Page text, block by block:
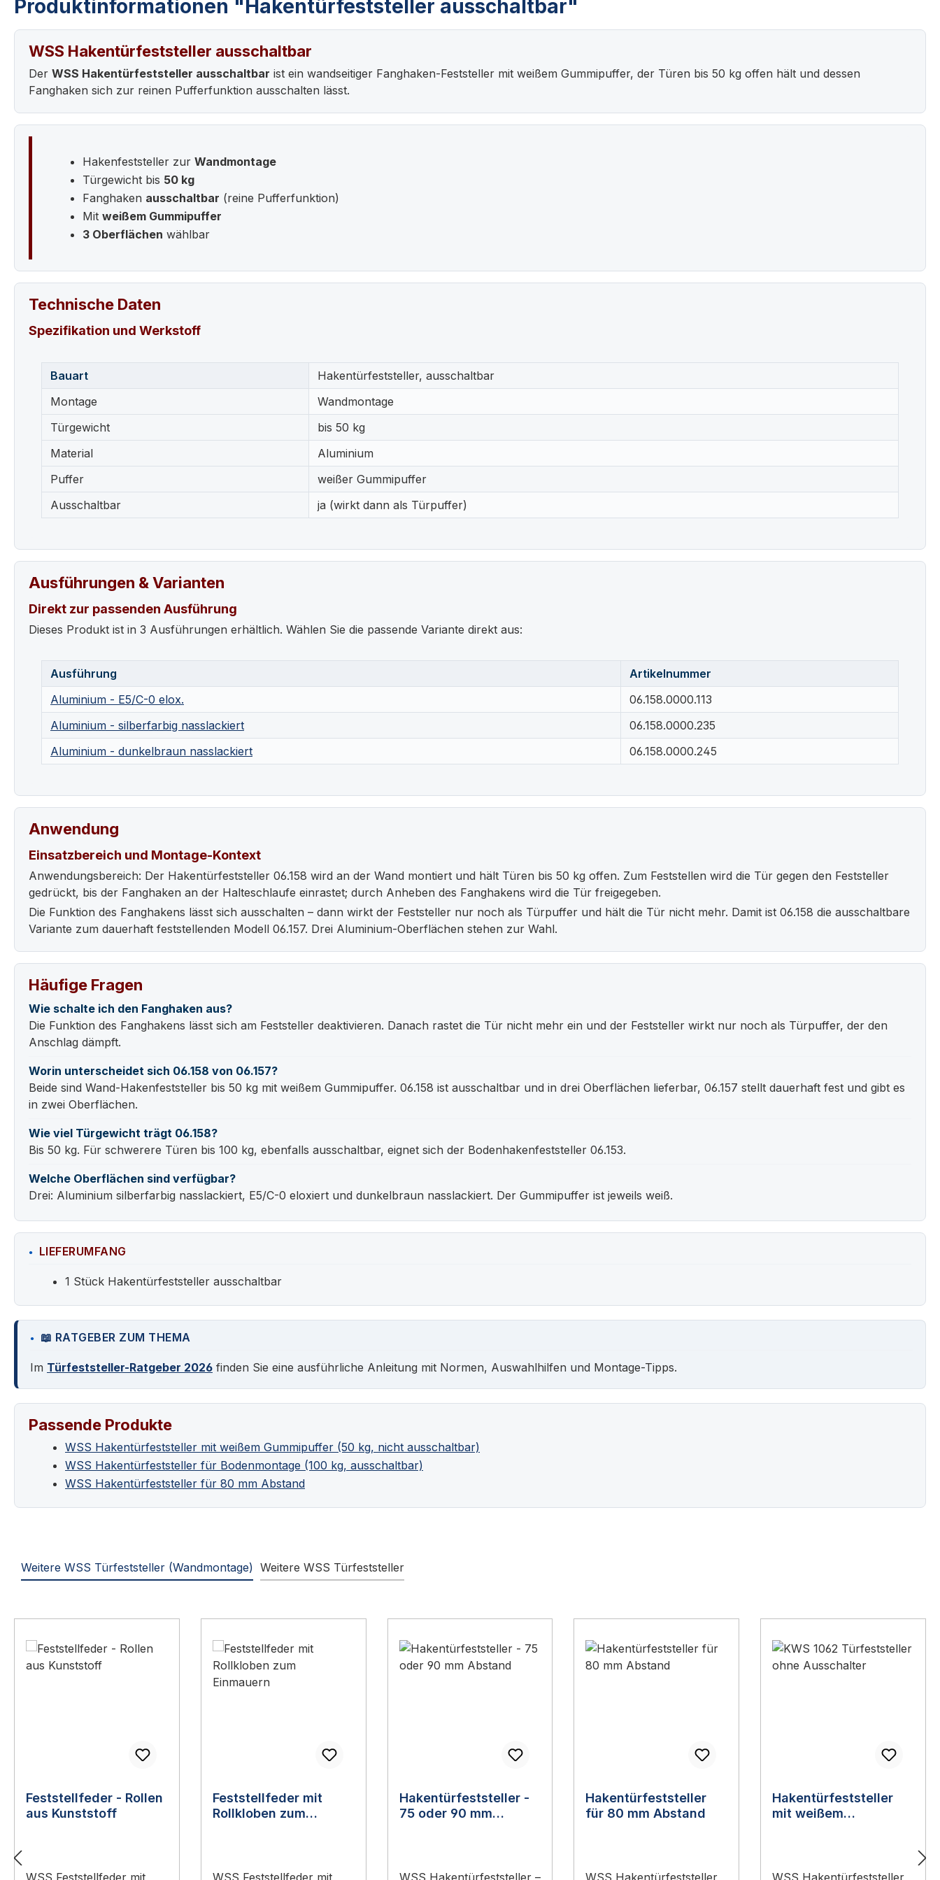
Produktinformationen "Hakentürfeststeller ausschaltbar"
WSS Hakentürfeststeller ausschaltbar
Der WSS Hakentürfeststeller ausschaltbar ist ein wandseitiger Fanghaken-Feststeller mit weißem Gummipuffer, der Türen bis 50 kg offen hält und dessen
Fanghaken sich zur reinen Pufferfunktion ausschalten lässt.
Hakenfeststeller zur Wandmontage
Türgewicht bis 50 kg
Fanghaken ausschaltbar (reine Pufferfunktion)
Mit weißem Gummipuffer
3 Oberflächen wählbar
Technische Daten
Spezifikation und Werkstoff
Bauart
Hakentürfeststeller, ausschaltbar
Montage
Wandmontage
Türgewicht
bis 50 kg
Material
Aluminium
Puffer
weißer Gummipuffer
Ausschaltbar
ja (wirkt dann als Türpuffer)
Ausführungen & Varianten
Direkt zur passenden Ausführung
Dieses Produkt ist in 3 Ausführungen erhältlich. Wählen Sie die passende Variante direkt aus:
Ausführung
Artikelnummer
Aluminium - E5/C-0 elox.
06.158.0000.113
Aluminium - silberfarbig nasslackiert
06.158.0000.235
Aluminium - dunkelbraun nasslackiert
06.158.0000.245
Anwendung
Einsatzbereich und Montage-Kontext
Anwendungsbereich: Der Hakentürfeststeller 06.158 wird an der Wand montiert und hält Türen bis 50 kg offen. Zum Feststellen wird die Tür gegen den Feststeller
gedrückt, bis der Fanghaken an der Halteschlaufe einrastet; durch Anheben des Fanghakens wird die Tür freigegeben.
Die Funktion des Fanghakens lässt sich ausschalten – dann wirkt der Feststeller nur noch als Türpuffer und hält die Tür nicht mehr. Damit ist 06.158 die ausschaltbare
Variante zum dauerhaft feststellenden Modell 06.157. Drei Aluminium-Oberflächen stehen zur Wahl.
Häufige Fragen
Wie schalte ich den Fanghaken aus?
Die Funktion des Fanghakens lässt sich am Feststeller deaktivieren. Danach rastet die Tür nicht mehr ein und der Feststeller wirkt nur noch als Türpuffer, der den
Anschlag dämpft.
Worin unterscheidet sich 06.158 von 06.157?
Beide sind Wand-Hakenfeststeller bis 50 kg mit weißem Gummipuffer. 06.158 ist ausschaltbar und in drei Oberflächen lieferbar, 06.157 stellt dauerhaft fest und gibt es
in zwei Oberflächen.
Wie viel Türgewicht trägt 06.158?
Bis 50 kg. Für schwerere Türen bis 100 kg, ebenfalls ausschaltbar, eignet sich der Bodenhakenfeststeller 06.153.
Welche Oberflächen sind verfügbar?
Drei: Aluminium silberfarbig nasslackiert, E5/C-0 eloxiert und dunkelbraun nasslackiert. Der Gummipuffer ist jeweils weiß.
LIEFERUMFANG
1 Stück Hakentürfeststeller ausschaltbar
📖 RATGEBER ZUM THEMA
Im Türfeststeller-Ratgeber 2026 finden Sie eine ausführliche Anleitung mit Normen, Auswahlhilfen und Montage-Tipps.
Passende Produkte
WSS Hakentürfeststeller mit weißem Gummipuffer (50 kg, nicht ausschaltbar)
WSS Hakentürfeststeller für Bodenmontage (100 kg, ausschaltbar)
WSS Hakentürfeststeller für 80 mm Abstand
Weitere WSS Türfeststeller (Wandmontage) Weitere WSS Türfeststeller
Feststellfeder - Rollen
aus Kunststoff
WSS Feststellfeder mit
Feststellfeder mit
Rollkloben zum
WSS Feststellfeder mit
Hakentürfeststeller -
75 oder 90 mm
WSS Hakentürfeststeller –
Hakentürfeststeller
für 80 mm Abstand
WSS Hakentürfeststeller
Hakentürfeststeller
mit weißem
WSS Hakentürfeststeller